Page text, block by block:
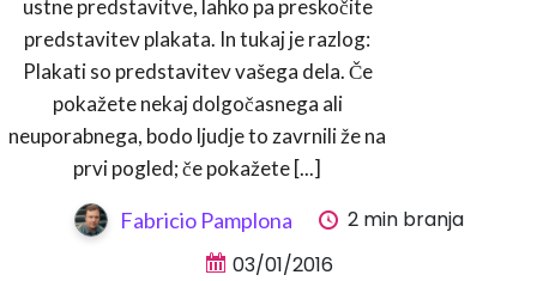
ustne predstavitve, lahko pa preskočite
predstavitev plakata. In tukaj je razlog:
Plakati so predstavitev vašega dela. Če
pokažete nekaj dolgočasnega ali
neuporabnega, bodo ljudje to zavrnili že na
prvi pogled; če pokažete [...]
Fabricio Pamplona
2 min branja
03/01/2016